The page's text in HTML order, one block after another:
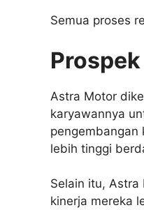
Semua proses
Astra Motor
karyawannya
pengembangan
lebih tinggi
Selain itu,
kinerja mereka